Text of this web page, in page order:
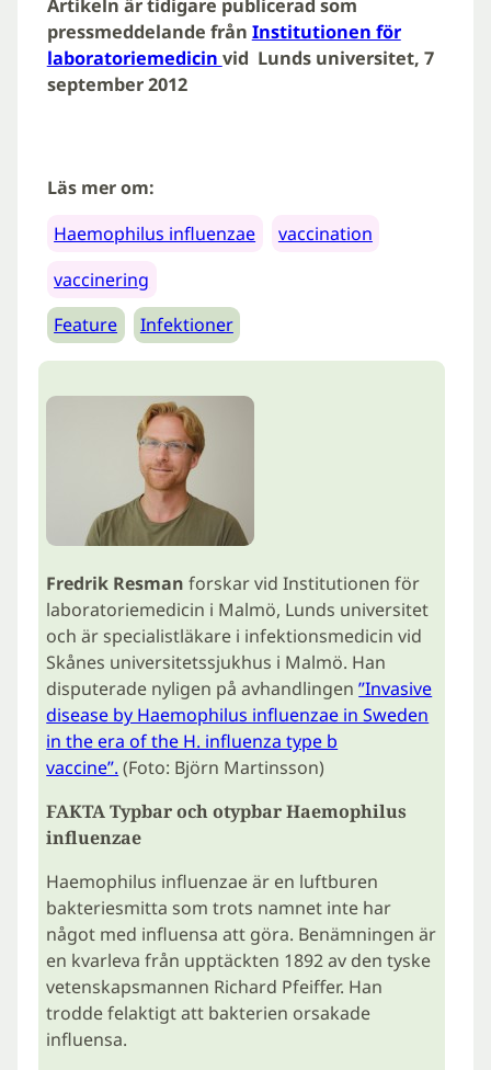
Artikeln är tidigare publicerad som
pressmeddelande från Institutionen för
laboratoriemedicin vid Lunds universitet, 7
september 2012
Läs mer om:
Haemophilus influenzae
vaccination
vaccinering
Feature
Infektioner
Fredrik Resman forskar vid Institutionen för
laboratoriemedicin i Malmö, Lunds universitet
och är specialistläkare i infektionsmedicin vid
Skånes universitetssjukhus i Malmö. Han
disputerade nyligen på avhandlingen”Invasive
disease by Haemophilus influenzae in Sweden
in the era of the H. influenza type b
vaccine”. (Foto: Björn Martinsson)
FAKTA Typbar och otypbar Haemophilus
influenzae
Haemophilus influenzae är en luftburen
bakteriesmitta som trots namnet inte har
något med influensa att göra. Benämningen är
en kvarleva från upptäckten 1892 av den tyske
vetenskapsmannen Richard Pfeiffer. Han
trodde felaktigt att bakterien orsakade
influensa.